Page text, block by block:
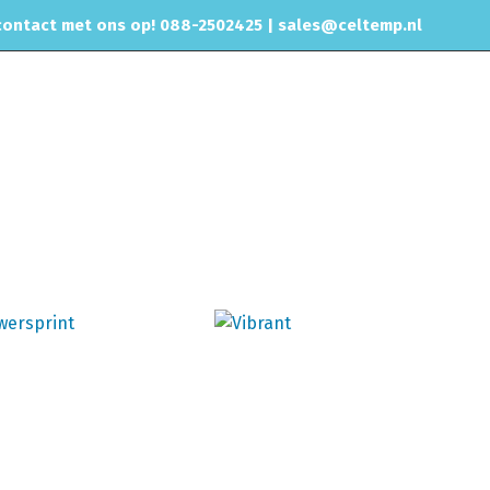
met ons op! 088-2502425 | sales@celtemp.nl